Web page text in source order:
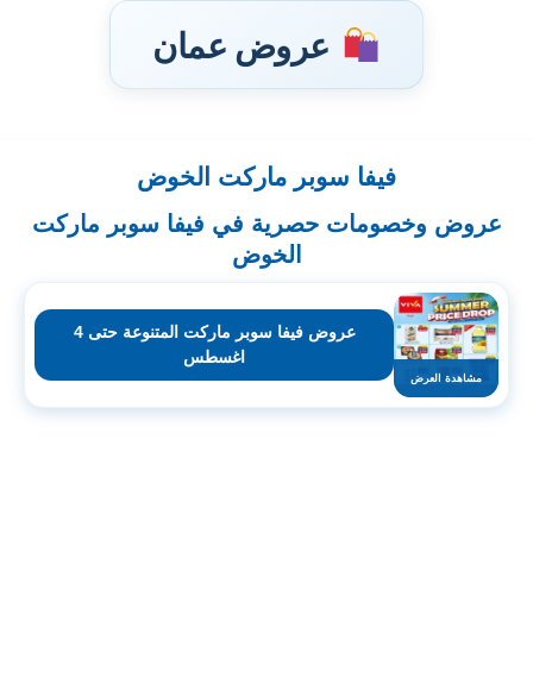
عروض عمان
إلى
فيفا سوبر ماركت الخوض
عروض وخصومات حصرية في فيفا سوبر ماركت
الخوض
مشاهدة العرض
عروض فيفا سوبر ماركت المتنوعة حتى 4
اغسطس